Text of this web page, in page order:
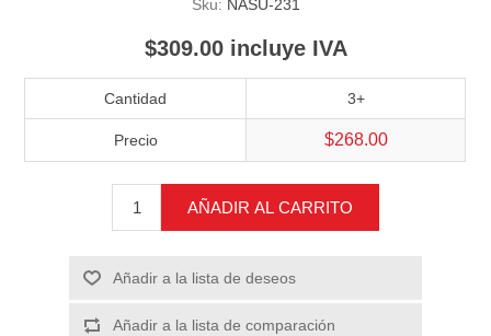
Sku: NASU-231
$309.00 incluye IVA
Cantidad 3+
Precio $268.00
AÑADIR AL CARRITO
Añadir a la lista de deseos
Añadir a la lista de comparación